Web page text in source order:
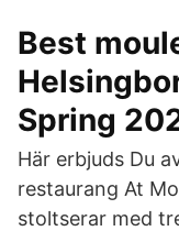
Best
Spring
Här erbjuds Du
restaurang At
stoltserar med